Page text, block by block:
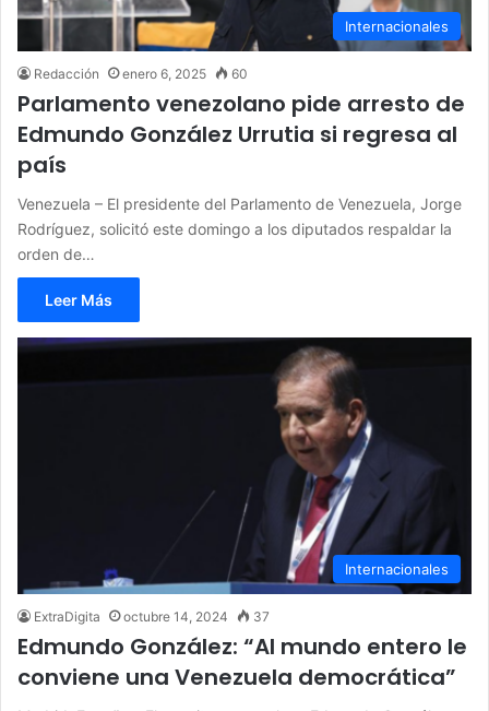
Internacionales
Redacción enero 6, 2025 60
Parlamento venezolano pide arresto de
Edmundo González Urrutia si regresa al
país
Venezuela – El presidente del Parlamento de Venezuela, Jorge
Rodríguez, solicitó este domingo a los diputados respaldar la
orden de…
Leer Más
Internacionales
ExtraDigita octubre 14, 2024 37
Edmundo González: “Al mundo entero le
conviene una Venezuela democrática”